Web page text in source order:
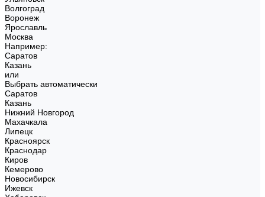
Волгоград
Воронеж
Ярославль
Москва
Например:
Саратов
Казань
или
Выбрать автоматически
Саратов
Казань
Нижний Новгород
Махачкала
Липецк
Красноярск
Краснодар
Киров
Кемерово
Новосибирск
Ижевск